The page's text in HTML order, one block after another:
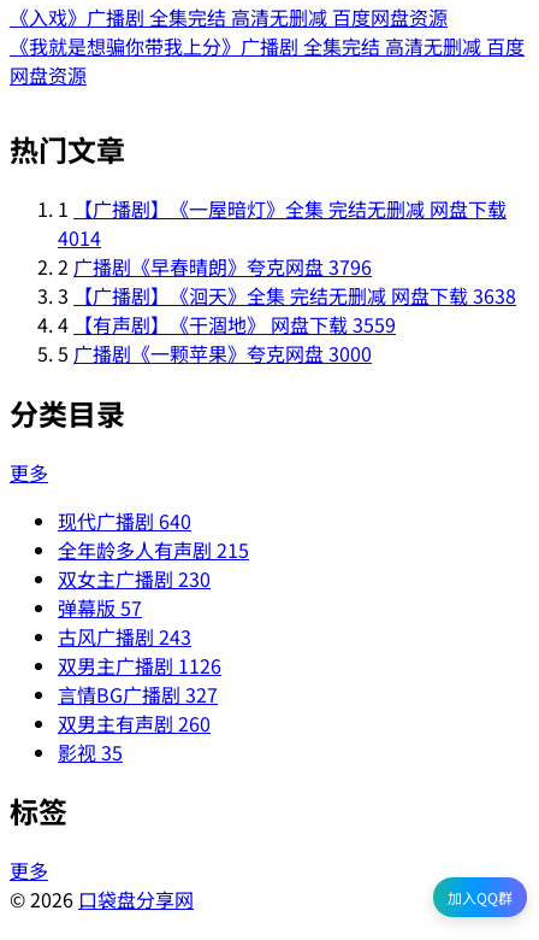
《入戏》广播剧 全集完结 高清无删减 百度网盘资源
《我就是想骗你带我上分》广播剧 全集完结 高清无删减 百度
网盘资源
热门文章
1
【广播剧】《一屋暗灯》全集 完结无删减 网盘下载
4014
2 广播剧《早春晴朗》夸克网盘3796
3
【广播剧】《洄天》全集 完结无删减 网盘下载3638
4 【有声剧】《干涸地》 网盘下载3559
5 广播剧《一颗苹果》夸克网盘3000
分类目录
更多
现代广播剧 640
全年龄多人有声剧 215
双女主广播剧 230
弹幕版 57
古风广播剧 243
双男主广播剧 1126
言情BG广播剧 327
双男主有声剧 260
影视35
标签
更多
© 2026 口袋盘分享网 加入QQ群